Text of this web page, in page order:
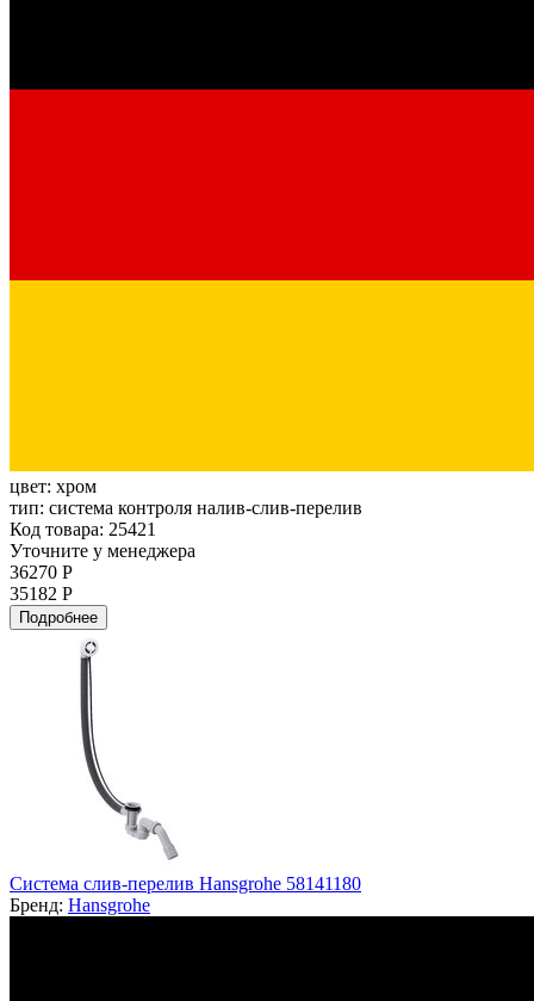
цвет: хром
тип: система контроля налив-слив-перелив
Код товара: 25421
Уточните у менеджера
36270 Р
35182 Р
Подробнее
Система слив-перелив Hansgrohe 58141180
Бренд: Hansgrohe